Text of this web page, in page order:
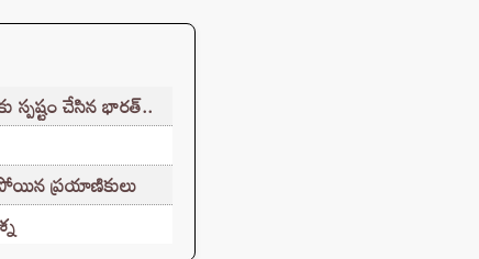
స్పష్టం చేసిన భారత్..
ప్రయాణికులు